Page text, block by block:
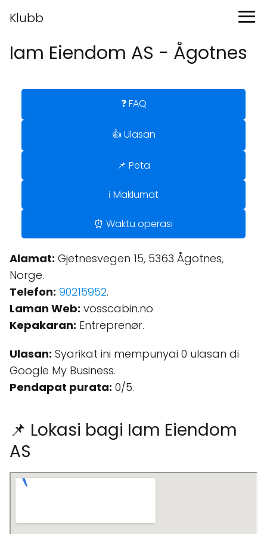
Klubb
Iam Eiendom AS - Ågotnes
❓ FAQ
👍 Ulasan
📌 Peta
ℹ️ Maklumat
⏰ Waktu operasi
Alamat: Gjetnesvegen 15, 5363 Ågotnes,
Norge.
Telefon: 90215952.
Laman Web: vosscabin.no
Kepakaran: Entreprenør.
Ulasan: Syarikat ini mempunyai 0 ulasan di
Google My Business.
Pendapat purata: 0/5.
📌 Lokasi bagi Iam Eiendom
AS